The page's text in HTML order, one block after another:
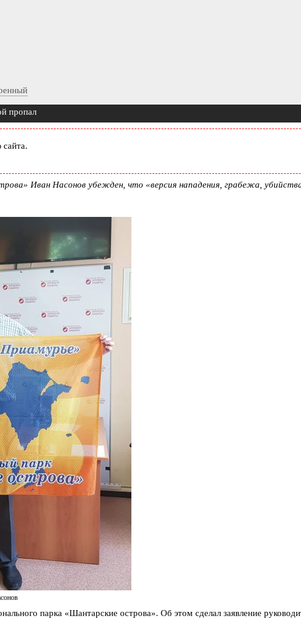
пропал
Иван Насонов убежден, что «версия нападения, грабежа,
парка «Шантарские острова». Об этом сделал заявление